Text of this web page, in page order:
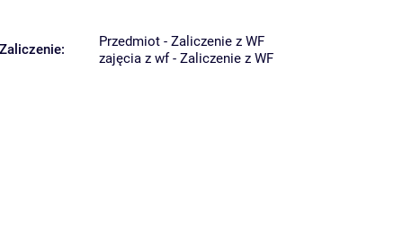
Zaliczenie:
Przedmiot - Zaliczenie z WF
zajęcia z wf - Zaliczenie z WF